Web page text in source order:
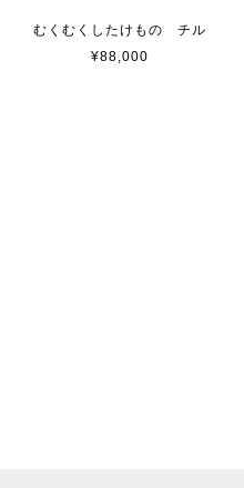
むくむくしたけもの チル
¥88,000